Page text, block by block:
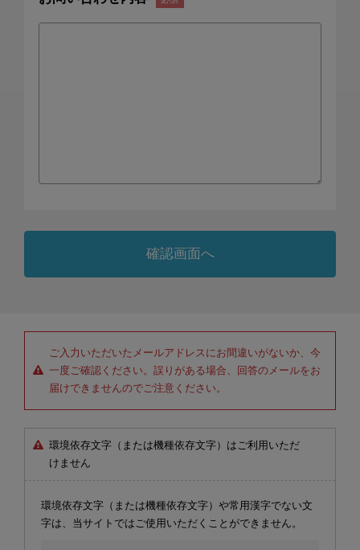
ご入力いただいたメールアドレスにお間違いがないか、今
一度ご確認ください。誤りがある場合、回答のメールをお
届けできませんのでご注意ください。
環境依存文字（または機種依存文字）はご利用いただ
けません
環境依存文字（または機種依存文字）や常用漢字でない文
字は、当サイトではご使用いただくことができません。